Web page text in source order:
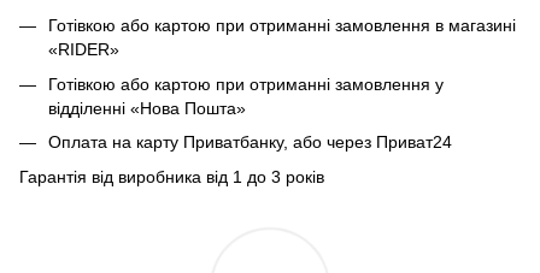
Готівкою або картою при отриманні замовлення в магазині
«RIDER»
Готівкою або картою при отриманні замовлення у
відділенні «Нова Пошта»
Оплата на карту Приватбанку, або через Приват24
Гарантія від виробника від 1 до 3 років